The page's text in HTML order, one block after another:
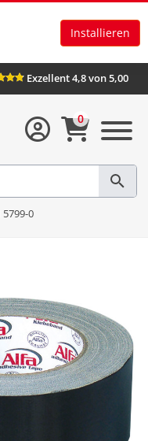
Installieren
Exzellent 4,8 von 5,00
0
0